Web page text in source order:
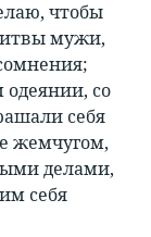
чтобы
мужи,
со
себя
жемчугом,
делами,
себя